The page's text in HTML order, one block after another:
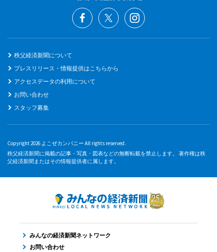
秩父経済新聞について
プレスリリース・情報提供はこちらから
アクセスデータの利用について
お問い合わせ
スタッフ募集
Copyright 2026 よこぜカンパニー All rights reserved.
秩父経済新聞に掲載の記事・写真・図表などの無断転載を禁止します。 著作権は秩
父経済新聞またはその情報提供者に属します。
みんなの経済新聞ネットワーク
お問い合わせ